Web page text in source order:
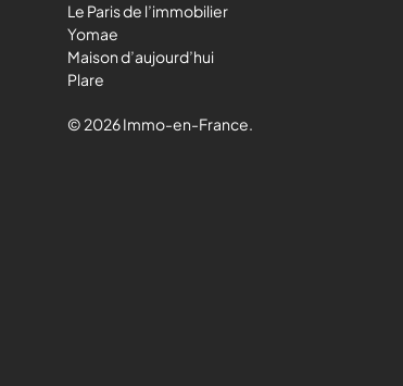
Le Paris de l’immobilier
Yomae
Maison d’aujourd’hui
Plare
© 2026 Immo-en-France.